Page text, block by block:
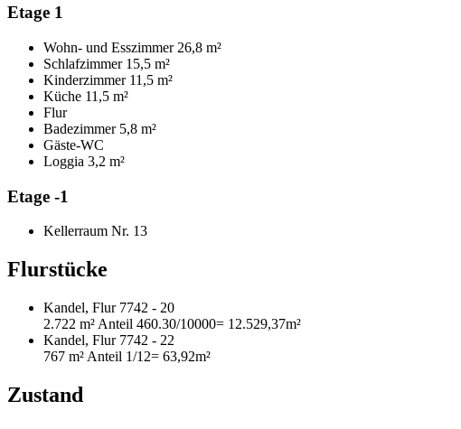
Etage 1
Wohn- und Esszimmer 26,8 m²
Schlafzimmer 15,5 m²
Kinderzimmer 11,5 m²
Küche 11,5 m²
Flur
Badezimmer 5,8 m²
Gäste-WC
Loggia 3,2 m²
Etage -1
Kellerraum Nr. 13
Flurstücke
Kandel, Flur 7742 - 20
2.722 m² Anteil 460.30/10000= 12.529,37m²
Kandel, Flur 7742 - 22
767 m² Anteil 1/12= 63,92m²
Zustand